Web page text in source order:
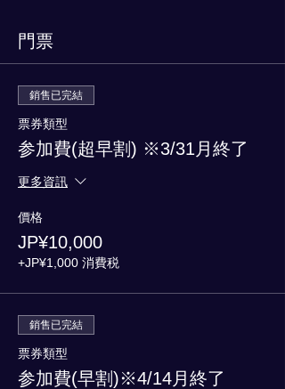
門票
銷售已完結
票券類型
参加費(超早割) ※3/31月終了
更多資訊
價格
JP¥10,000
+JP¥1,000 消費税
銷售已完結
票券類型
参加費(早割)※4/14月終了